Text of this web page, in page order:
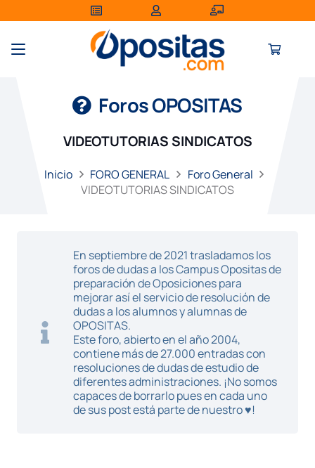
Foros OPOSITAS
VIDEOTUTORIAS SINDICATOS
Inicio FORO GENERAL
Foro General
VIDEOTUTORIAS SINDICATOS
En septiembre de 2021 trasladamos los
foros de dudas a los Campus Opositas de
preparación de Oposiciones para
mejorar así el servicio de resolución de
dudas a los alumnos y alumnas de
OPOSITAS.
Este foro, abierto en el año 2004,
contiene más de 27.000 entradas con
resoluciones de dudas de estudio de
diferentes administraciones. ¡No somos
capaces de borrarlo pues en cada uno
de sus post está parte de nuestro ♥!